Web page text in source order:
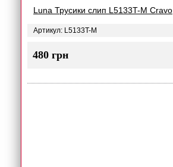
Luna Трусики слип L5133T-M Cravo
Артикул: L5133T-M
480 грн